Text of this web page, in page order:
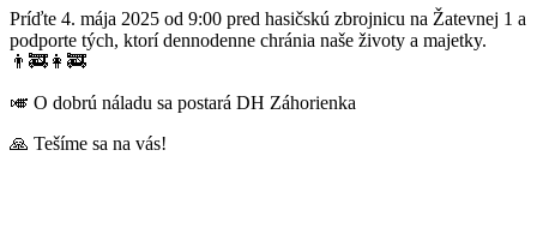
Príďte 4. mája 2025 od 9:00 pred hasičskú zbrojnicu na Žatevnej 1 a
podporte tých, ktorí dennodenne chránia naše životy a majetky.
👨‍🚒👩‍🚒
🎺 O dobrú náladu sa postará DH Záhorienka
🙏 Tešíme sa na vás!